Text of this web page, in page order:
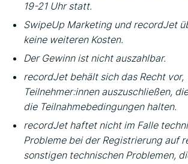
19-21 Uhr statt.
SwipeUp Marketing und recordJet
keine weiteren Kosten.
Der Gewinn ist nicht auszahlbar.
recordJet behält sich das Recht vor,
Teilnehmer:innen auszuschließen,
die Teilnahmebedingungen halten.
recordJet haftet nicht im Falle
Probleme bei der Registrierung auf
sonstigen technischen Problemen,